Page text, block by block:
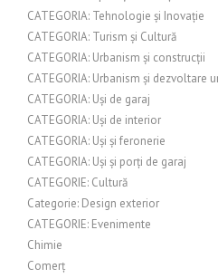
CATEGORIA: Tehnologie și Inovație
CATEGORIA: Turism și Cultură
CATEGORIA: Urbanism și construcții
CATEGORIA: Urbanism și dezvoltare
CATEGORIA: Uși de garaj
CATEGORIA: Uși de interior
CATEGORIA: Uși și feronerie
CATEGORIA: Uși și porți de garaj
CATEGORIE: Cultură
Categorie: Design exterior
CATEGORIE: Evenimente
Chimie
Comerț